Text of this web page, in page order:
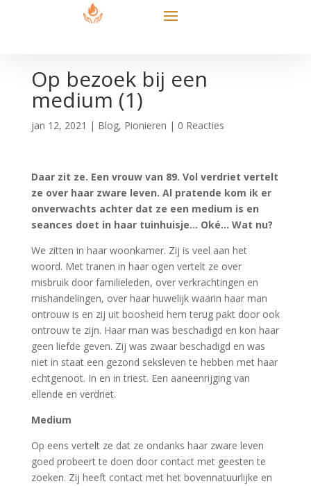
Op bezoek bij een
medium (1)
jan 12, 2021 | Blog, Pionieren | 0 Reacties
Daar zit ze. Een vrouw van 89. Vol verdriet vertelt
ze over haar zware leven. Al pratende kom ik er
onverwachts achter dat ze een medium is en
seances doet in haar tuinhuisje… Oké… Wat nu?
We zitten in haar woonkamer. Zij is veel aan het
woord. Met tranen in haar ogen vertelt ze over
misbruik door familieleden, over verkrachtingen en
mishandelingen, over haar huwelijk waarin haar man
ontrouw is en zij uit boosheid hem terug pakt door ook
ontrouw te zijn. Haar man was beschadigd en kon haar
geen liefde geven. Zij was zwaar beschadigd en was
niet in staat een gezond seksleven te hebben met haar
echtgenoot. In en in triest. Een aaneenrijging van
ellende en verdriet.
Medium
Op eens vertelt ze dat ze ondanks haar zware leven
goed probeert te doen door contact met geesten te
zoeken. Zij heeft contact met het bovennatuurlijke en